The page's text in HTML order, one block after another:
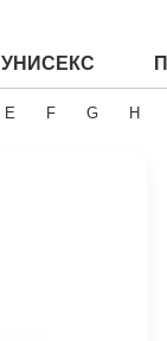
УНИСЕКС
E F G H